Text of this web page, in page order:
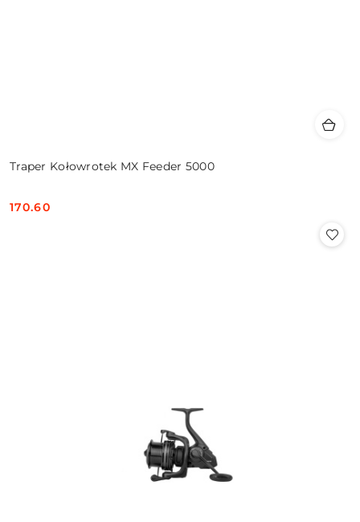
Traper Kołowrotek MX Feeder 5000
Cena:
170.60